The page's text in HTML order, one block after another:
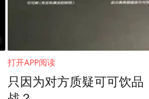
打开APP阅读
只因为对方质疑可可饮